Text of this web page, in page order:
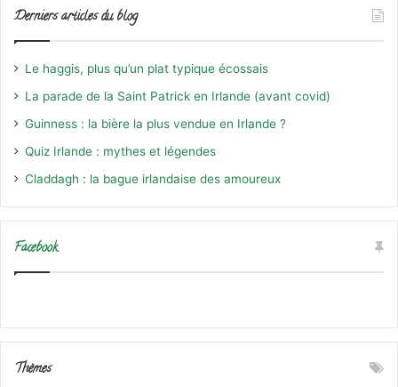
Derniers articles du blog
Le haggis, plus qu’un plat typique écossais
La parade de la Saint Patrick en Irlande (avant covid)
Guinness : la bière la plus vendue en Irlande ?
Quiz Irlande : mythes et légendes
Claddagh : la bague irlandaise des amoureux
Facebook
Thèmes